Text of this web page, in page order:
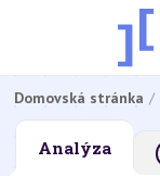
Domovská stránka
Analýza